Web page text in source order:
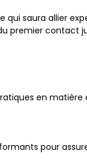
saura allier
premier contact
en
pour